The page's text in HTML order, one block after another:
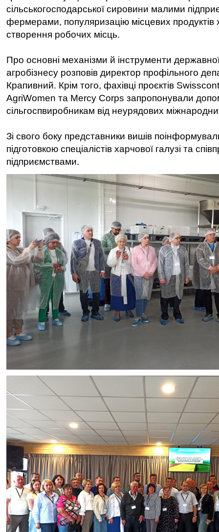
сільськогосподарської сировини малими
фермерами, популяризацію місцевих продуктів
створення робочих місць.
Про основні механізми й інструменти
агробізнесу розповів директор профільного
Крапивний. Крім того, фахівці проєктів
AgriWomen та Mercy Corps запропонували
сільгоспвиробникам від неурядових
Зі свого боку представники вишів
підготовкою спеціалістів харчової галузі та
підприємствами.